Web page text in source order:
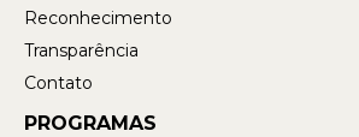
Reconhecimento
Transparência
Contato
PROGRAMAS